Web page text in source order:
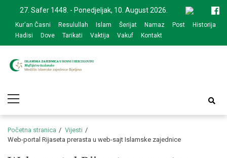
navigation
content
27. Safer 1448. - Ponedjeljak, 10. August 2026.
Kur'an Časni Resulullah Islam Šerijat Namaz Post
Historija
Hadisi
Dove Tarikati Vaktija Vakuf Kontakt
zajednice Bijeljina
Menu
Početna stranica
Vijesti
Web-portal Rijaseta prerasta u web-sajt Islamske zajednice